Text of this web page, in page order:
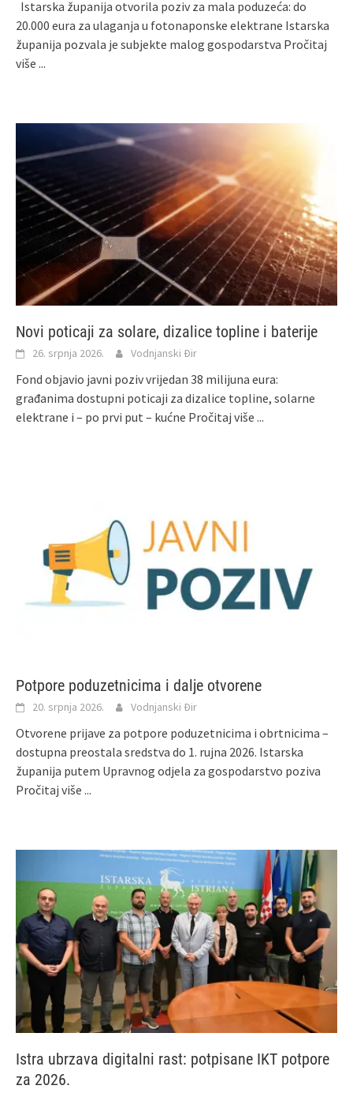
Istarska županija otvorila poziv za mala poduzeća: do
20.000 eura za ulaganja u fotonaponske elektrane Istarska
županija pozvala je subjekte malog gospodarstva Pročitaj
više ...
Novi poticaji za solare, dizalice topline i baterije
26. srpnja 2026. Vodnjanski Đir
Fond objavio javni poziv vrijedan 38 milijuna eura:
građanima dostupni poticaji za dizalice topline, solarne
elektrane i – po prvi put – kućne Pročitaj više ...
Potpore poduzetnicima i dalje otvorene
20. srpnja 2026. Vodnjanski Đir
Otvorene prijave za potpore poduzetnicima i obrtnicima –
dostupna preostala sredstva do 1. rujna 2026. Istarska
županija putem Upravnog odjela za gospodarstvo poziva
Pročitaj više ...
Istra ubrzava digitalni rast: potpisane IKT potpore
za 2026.